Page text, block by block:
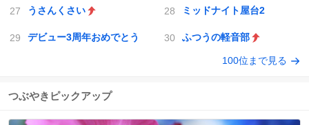
うさんくさい ミッドナイト屋台2
デビュー3周年おめでとう ふつうの軽音部
100位まで見る
つぶやきピックアップ